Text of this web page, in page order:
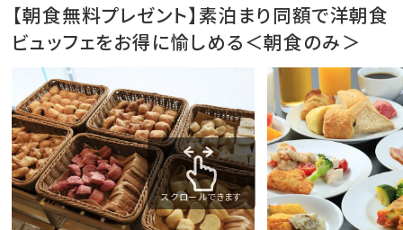
【朝食無料プレゼント】素泊まり同額で洋朝食
ビュッフェをお得に愉しめる＜朝食のみ＞
スクロールできます